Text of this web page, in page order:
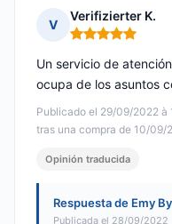
V
Verifizierter K.
Nota: 5 de 5
Publicado el 29/09/2022 à
tras una compra de 10/09/
Un servicio de
ocupa de los asuntos
Opinión traducida
Respuesta de Emy
Publicada el 28/09/2022